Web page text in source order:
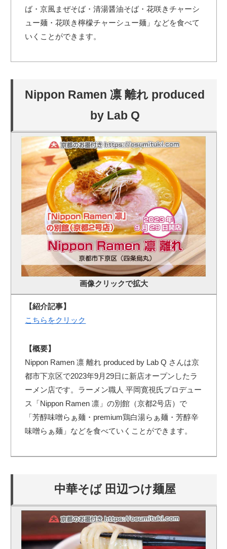
ば・京風まぜそば・清湯醤油そば・花咲きチャーシ
ュー麺・花咲き檸檬チャーシュー麺」などを食べて
いくことができます。
Nippon Ramen 凛 離れ produced
by Lab Q
画像クリックで拡大
【紹介記事】
こちらをクリック
【概要】
Nippon Ramen 凛 離れ produced by Lab Q さんは京
都市下京区で2023年9月29日に新店オープンしたラ
ーメン店です。ラーメン職人 平岡寛視氏プロデュー
ス「Nippon Ramen 凛」の別館（京都2号店）で
「芳醇味噌らぁ麺・premium鶏白湯らぁ麺・芳醇辛
味噌らぁ麺」などを食べていくことができます。
中華そば 田辺つけ麺屋